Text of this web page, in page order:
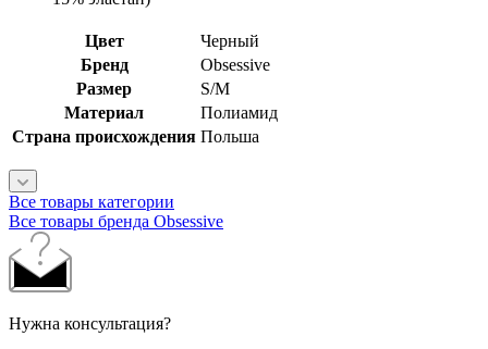
Цвет
Черный
Бренд
Obsessive
Размер
S/M
Материал
Полиамид
Страна происхождения Польша
Все товары категории
Все товары бренда Obsessive
Нужна консультация?